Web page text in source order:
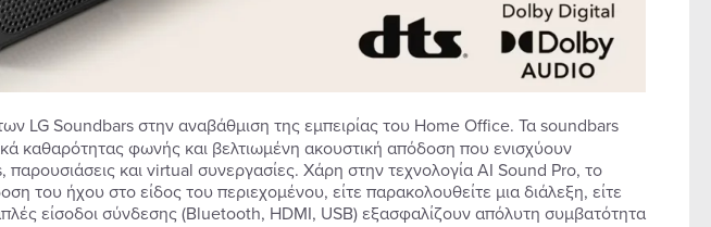
LG Soundbars στην αναβάθμιση της εμπειρίας του Home Office. Τα soundbars
καθαρότητας φωνής και βελτιωμένη ακουστική απόδοση που ενισχύουν
και virtual συνεργασίες. Χάρη στην τεχνολογία AI Sound Pro, το
του ήχου στο είδος του περιεχομένου, είτε παρακολουθείτε μια διάλεξη, είτε
είσοδοι σύνδεσης (Bluetooth, HDMI, USB) εξασφαλίζουν απόλυτη συμβατότητα